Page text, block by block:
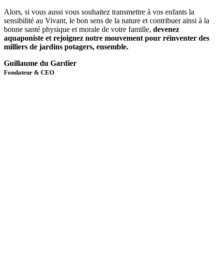
Alors, si vous aussi vous souhaitez transmettre à vos enfants la
sensibilité au Vivant, le bon sens de la nature et contribuer ainsi à la
bonne santé physique et morale de votre famille, devenez
aquaponiste et rejoignez notre mouvement pour réinventer des
milliers de jardins potagers, ensemble.
Guillaume du Gardier
Fondateur & CEO